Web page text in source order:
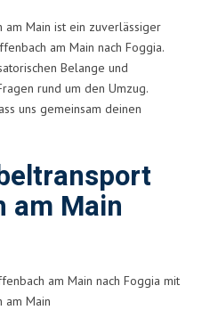
Main ist ein zuverlässiger
am Main nach Foggia.
Belange und
rund um den Umzug.
uns gemeinsam deinen
am Main
am Main nach Foggia mit
am Main